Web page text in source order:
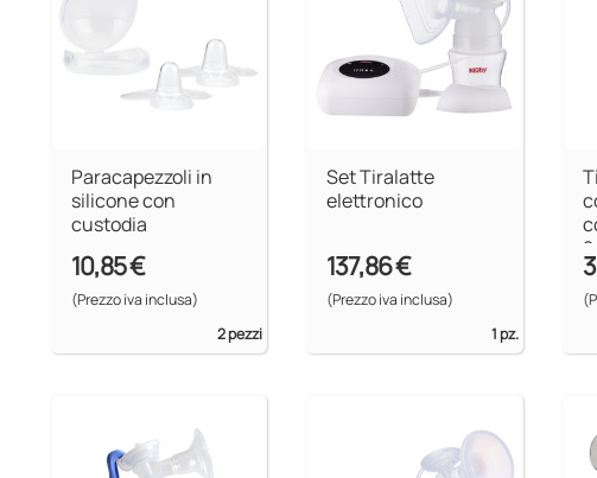
Paracapezzoli in
silicone con
custodia
10,85 €
(Prezzo iva inclusa)
2 pezzi
Set Tiralatte
elettronico
137,86 €
(Prezzo iva inclusa)
1 pz.